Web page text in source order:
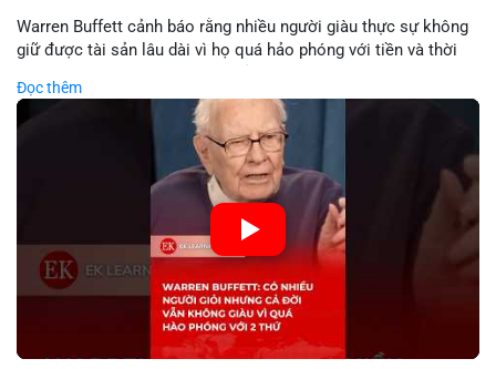
Warren Buffett cảnh báo rằng nhiều người giàu thực sự không
giữ được tài sản lâu dài vì họ quá hảo phóng với tiền và thời
nhuận tái đầu tư và suy giảm sức mạnh tăng trưởng danh mục.
Đối với nhà đầu tư crypto, giữ lại lợi nhuận để tái đầu tư vào
dự án tiềm năng quan trọng hơn chia sẻ quá mức. Cân bằng
đóng góp xã hội và bảo vệ tài sản giúp nhà đầu tư đạt được
bền vững tài chính mà Buffett đề cao.
🎥 Xem video trực tiếp tại:
Nguồn: KIEN THUC KINH TE
Đọc thêm